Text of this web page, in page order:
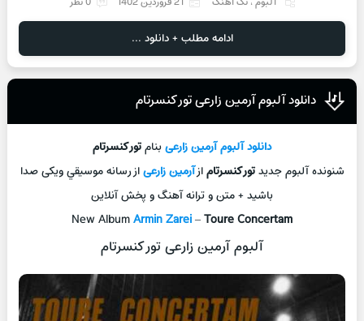
ادامه مطلب + دانلود ...
دانلود آلبوم آرمین زارعی تور کنسرتام
دانلود آلبومآرمین زارعیبنامتور کنسرتام
شنونده آلبوم جديدتور کنسرتامازآرمین زارعیاز رسانه موسيقي ویکی صدا
باشيد + متن و ترانه آهنگ و پخش آنلاين
New AlbumArmin Zarei–Toure Concertam
آلبوم آرمین زارعی تور کنسرتام